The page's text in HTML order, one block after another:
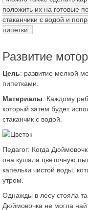
положить их на готовые
стаканчики с водой и
пипетки.
Развитие
Цель: развитие мелкой
пипетками.
Материалы: Каждому
который затем будет
стаканчик с водой.
Педагог: Когда
она кушала цветочную
капельки чистой воды,
утром.
Однажды в лесу стояла
Дюймовочка не могла